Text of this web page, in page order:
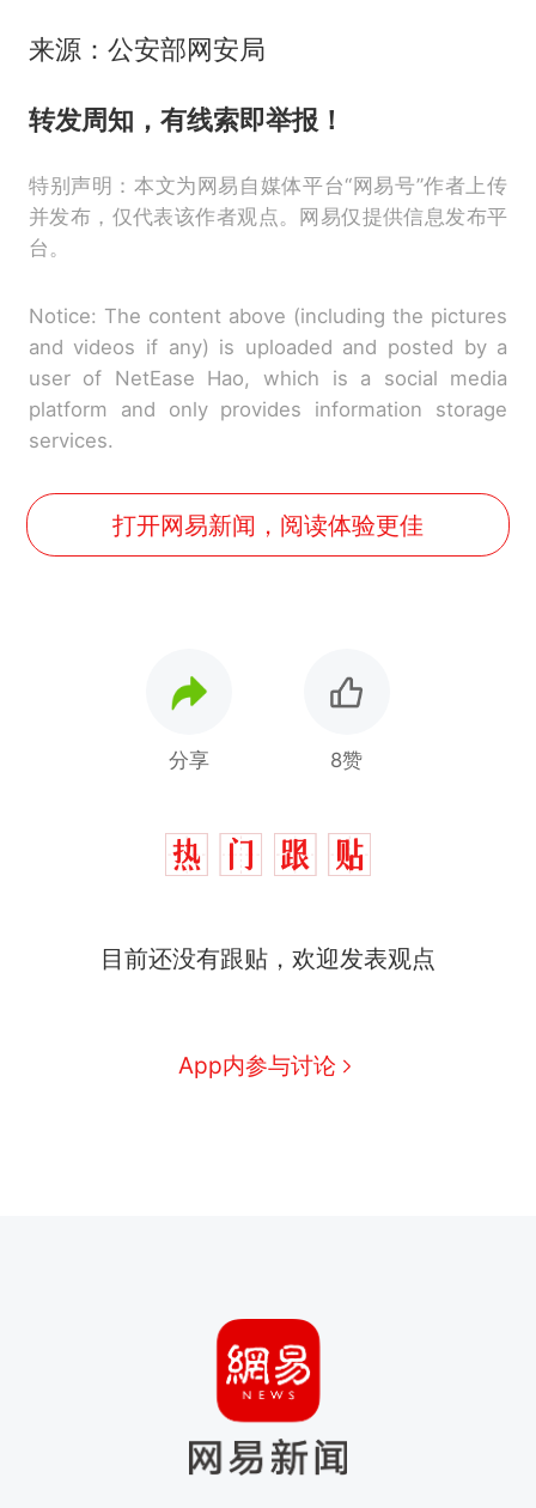
来源：公安部网安局
转发周知，有线索即举报！
特别声明：本文为网易自媒体平台“网易号”作者上传
并发布，仅代表该作者观点。网易仅提供信息发布平
台。
Notice: The content above (including the pictures
and videos if any) is uploaded and posted by a
user of NetEase Hao, which is a social media
platform and only provides information storage
services.
打开网易新闻，阅读体验更佳
分享 8赞
目前还没有跟贴，欢迎发表观点
App内参与讨论